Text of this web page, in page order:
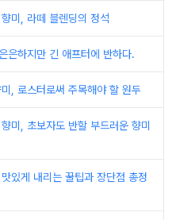
미, 라떼 블렌딩의 정석
은하지만 긴 애프터에 반하다.
, 로스터로써 주목해야 할 원두
미, 초보자도 반할 부드러운 향미
있게 내리는 꿀팁과 장단점 총정